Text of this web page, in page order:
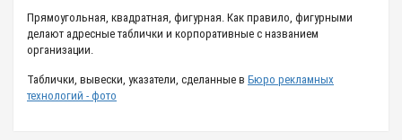
Прямоугольная, квадратная, фигурная. Как правило, фигурными
делают адресные таблички и корпоративные с названием
организации.
Таблички, вывески, указатели, сделанные в Бюро рекламных
технологий - фото